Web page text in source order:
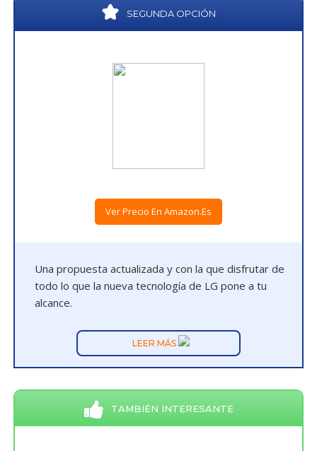
SEGUNDA OPCIÓN
Ver Precio En Amazon.es
Una propuesta actualizada y con la que disfrutar de
todo lo que la nueva tecnología de LG pone a tu
alcance.
LEER MÁS
TAMBIÉN INTERESANTE